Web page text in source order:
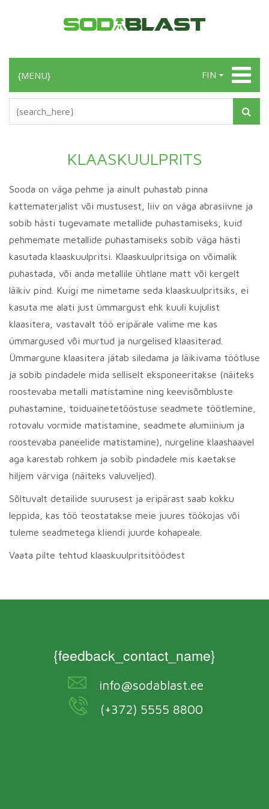
FIN
{MENU}
KLAASKUULPRITS
Sooda on väga pehme ja ainult puhastab pinna
kattematerjalist või mustusest, liiv on väga abrasiivne ja
sobib hästi tugevamate metallide puhastamiseks, kuid
pehmemate metallide puhastamiseks sobib väga hästi
kasutada klaaskuulpritsi. Klaaskuulpritsiga on võimalik
puhastada, või anda metallile ühtlane matt või kergelt
läikiv pind. Kuigi me nimetame seda klaaskuulpritsiks, ei
kasuta me alati just ümmargust ehk kuuli kujulist
klaasitera, vastavalt töö eripärale valime me kas
ümmargused või murtud ja nurgelised klaasiterad.
Ümmargune klaasitera jätab siledama ja läikivama töötluse
ja sobib pindadele mida selliselt eksponeeritakse (näiteks
roostevaba metalli matistamine ning keevisõmbluste
puhastamine, toiduainetetööstuse seadmete töötlemine,
rotovalu vormide matistamine, seadmete alumiinium ja
roostevaba paneelide matistamine), nurgeline klaashaavel
aga karestab rohkem ja sobib pindadele mis kaetakse
hiljem värviga (näiteks valuveljed).
Sõltuvalt detailide suurusest ja eripärast saab kokku
leppida, kas töö teostatakse meie juures töökojas või
tuleme seadmetega kliendi juurde kohapeale.
Vaata pilte tehtud klaaskuulpritsitöödest
{feedback_contact_name}
info@sodablast.ee
(+372) 5555 8800